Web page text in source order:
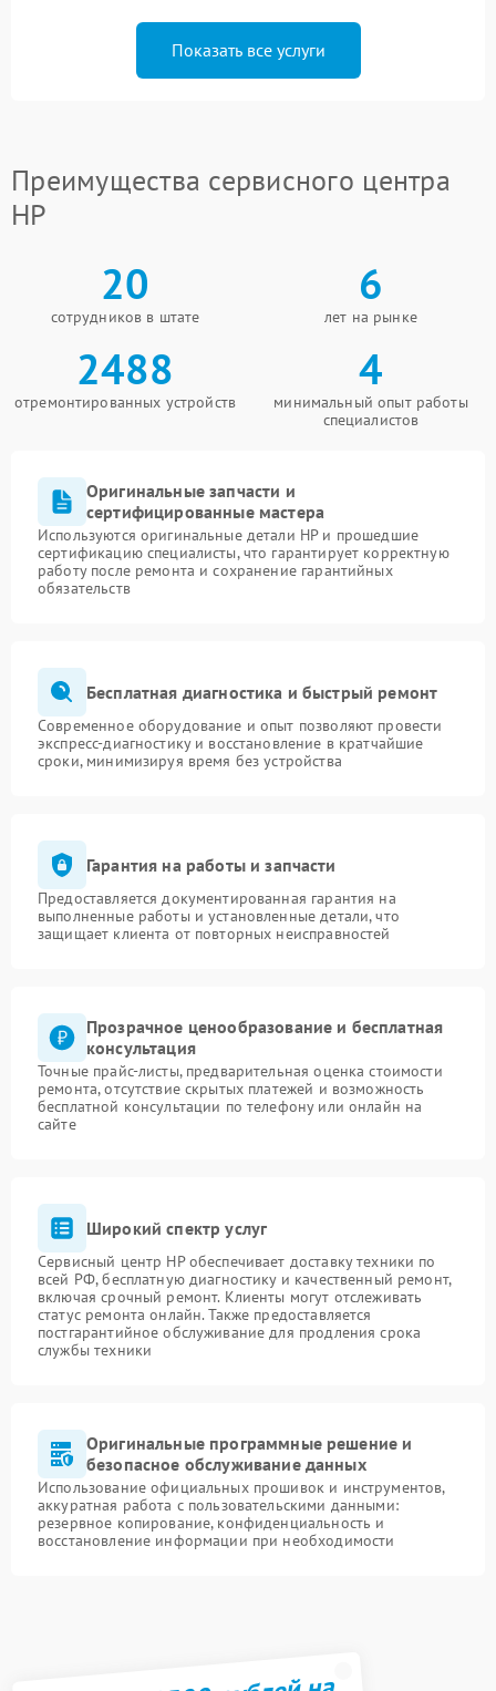
Показать все услуги
Преимущества сервисного центра
HP
20
сотрудников в штате
6
лет на рынке
2488
отремонтированных устройств
4
минимальный опыт работы
специалистов
Оригинальные запчасти и
сертифицированные мастера
Используются оригинальные детали HP и прошедшие
сертификацию специалисты, что гарантирует корректную
работу после ремонта и сохранение гарантийных
обязательств
Бесплатная диагностика и быстрый ремонт
Современное оборудование и опыт позволяют провести
экспресс-диагностику и восстановление в кратчайшие
сроки, минимизируя время без устройства
Гарантия на работы и запчасти
Предоставляется документированная гарантия на
выполненные работы и установленные детали, что
защищает клиента от повторных неисправностей
Прозрачное ценообразование и бесплатная
консультация
Точные прайс-листы, предварительная оценка стоимости
ремонта, отсутствие скрытых платежей и возможность
бесплатной консультации по телефону или онлайн на
сайте
Широкий спектр услуг
Сервисный центр HP обеспечивает доставку техники по
всей РФ, бесплатную диагностику и качественный ремонт,
включая срочный ремонт. Клиенты могут отслеживать
статус ремонта онлайн. Также предоставляется
постгарантийное обслуживание для продления срока
службы техники
Оригинальные программные решение и
безопасное обслуживание данных
Использование официальных прошивок и инструментов,
аккуратная работа с пользовательскими данными:
резервное копирование, конфиденциальность и
восстановление информации при необходимости